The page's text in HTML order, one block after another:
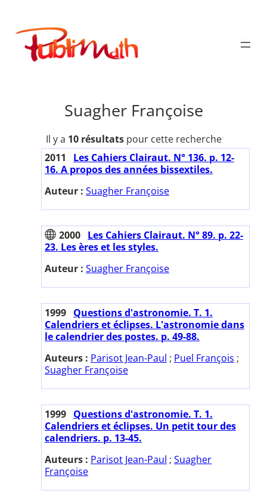
contenu
Publimath
Suagher Françoise
Il y a 10 résultatspour cette recherche
2011
Les Cahiers Clairaut. N° 136. p. 12-
16. A propos des années bissextiles.
Auteur : Suagher Françoise
2000 Les Cahiers Clairaut. N° 89. p. 22-
23. Les ères et les styles.
Auteur : Suagher Françoise
1999 Questions d'astronomie. T. 1.
Calendriers et éclipses. L'astronomie dans
le calendrier des postes. p. 49-88.
Auteurs : Parisot Jean-Paul ; Puel François ;
Suagher Françoise
1999 Questions d'astronomie. T. 1.
Calendriers et éclipses. Un petit tour des
calendriers. p. 13-45.
Auteurs : Parisot Jean-Paul ; Suagher
Françoise